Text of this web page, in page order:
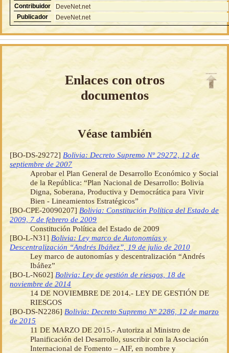
Contribuidor
DeveNet.net
Publicador
DeveNet.net
Enlaces con otros
documentos
Véase también
[BO-DS-29272] Bolivia: Decreto Supremo Nº 29272, 12 de
septiembre de 2007
Aprobar el Plan General de Desarrollo Económico y Social
de la República: “Plan Nacional de Desarrollo: Bolivia
Digna, Soberana, Productiva y Democrática para Vivir
Bien - Lineamientos Estratégicos”
[BO-CPE-20090207] Bolivia: Constitución Política del Estado de
2009, 7 de febrero de 2009
Constitución Política del Estado de 2009
[BO-L-N31] Bolivia: Ley marco de Autonomías y
Descentralización “Andrés Ibáñez”, 19 de julio de 2010
Ley marco de autonomías y descentralización “Andrés
Ibáñez”
[BO-L-N602] Bolivia: Ley de gestión de riesgos, 18 de
noviembre de 2014
14 DE NOVIEMBRE DE 2014.- LEY DE GESTIÓN DE
RIESGOS
[BO-DS-N2286] Bolivia: Decreto Supremo Nº 2286, 12 de marzo
de 2015
11 DE MARZO DE 2015.- Autoriza al Ministro de
Planificación del Desarrollo, suscribir con la Asociación
Internacional de Fomento – AIF, en nombre y